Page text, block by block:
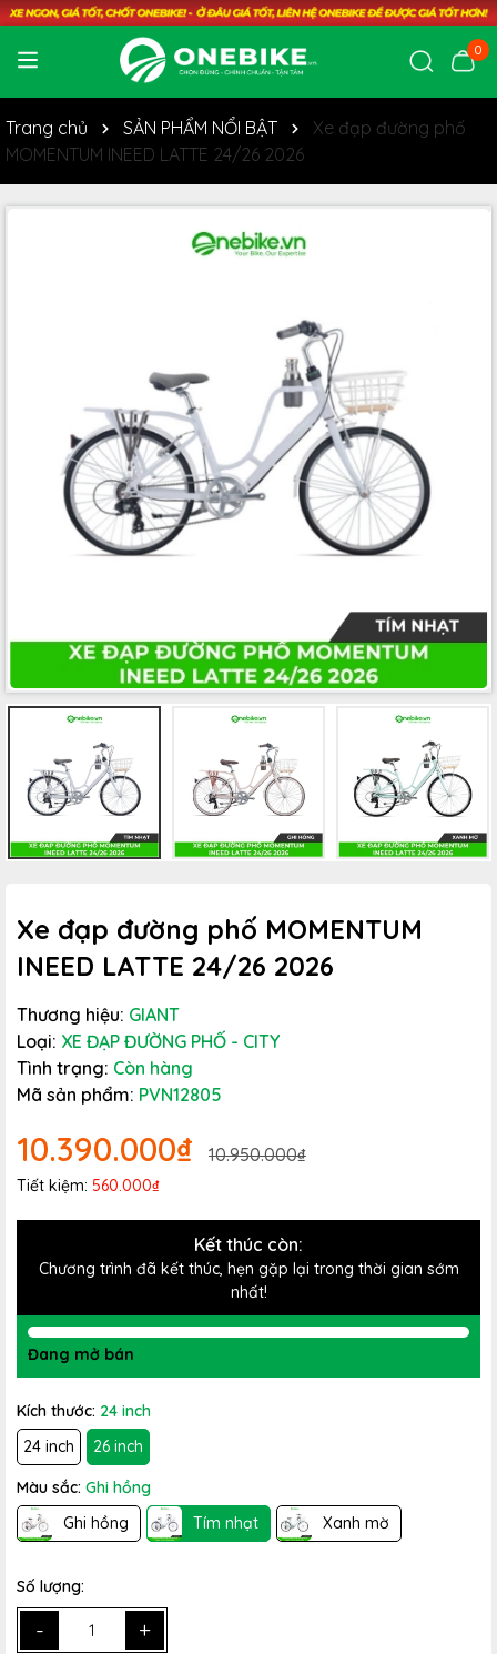
0
Trang chủ SẢN PHẨM NỔI BẬT
Xe đạp đường phố
MOMENTUM INEED LATTE 24/26 2026
Xe đạp đường phố MOMENTUM
INEED LATTE 24/26 2026
Thương hiệu: GIANT
Loại: XE ĐẠP ĐƯỜNG PHỐ - CITY
Tình trạng: Còn hàng
Mã sản phẩm: PVN12805
10.390.000₫ 10.950.000₫
Tiết kiệm: 560.000₫
Kết thúc còn:
Chương trình đã kết thúc, hẹn gặp lại trong thời gian sớm
nhất!
Đang mở bán
Kích thước: 24 inch
24 inch
26 inch
Màu sắc: Ghi hồng
Ghi hồng
Tím nhạt Xanh mờ
Số lượng:
- +